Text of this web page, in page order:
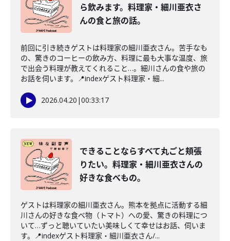
ら飲みます。料理家・細川亜衣さ
んの食と旅の話。
前回に引き続きゲストは料理家の細川亜衣さん。苦手なも
の、驚きのコーヒーの飲み方、料理に最も大事な温度、旅
で出会う料理が教えてくれること…。細川さんの食や旅の
お話を伺います。📍indexゲスト料理家・細...
2026.04.20 |00:33:17
できることならすべて丸ごと頬張
りたい。料理家・細川亜衣さんの
好きな食べもの。
ゲストは料理家の細川亜衣さん。熊本を拠点に活動する細
川さんの好きな食べ物（トマト）への愛、驚きの料理につ
いて…ずっと聴いていたい美味しくて幸せはお話、伺いま
す。📍indexゲスト料理家・細川亜衣さん/...